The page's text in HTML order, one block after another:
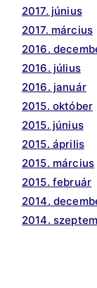
2017. június
2017. március
2016.
2016. július
2016. január
2015. október
2015. június
2015. április
2015. március
2015. február
2014.
2014.